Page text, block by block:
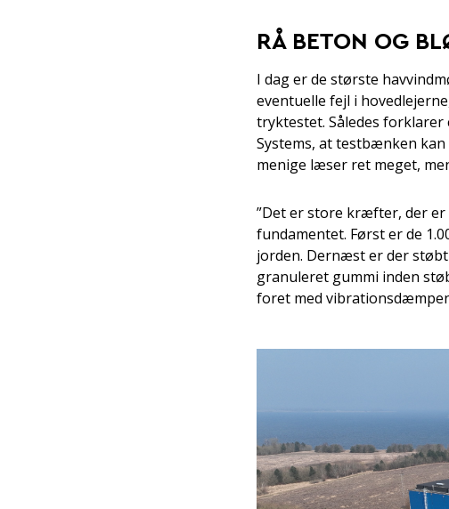
RÅ BETON OG
I dag er de største
eventuelle fejl i
tryktestet. Således forklarer
Systems, at testbænken
menige læser ret meget,
”Det er store kræfter, der
fundamentet. Først er de
jorden. Dernæst er der
granuleret gummi inden
foret med